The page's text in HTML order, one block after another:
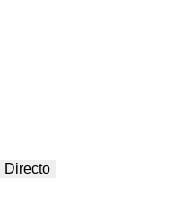
Directo